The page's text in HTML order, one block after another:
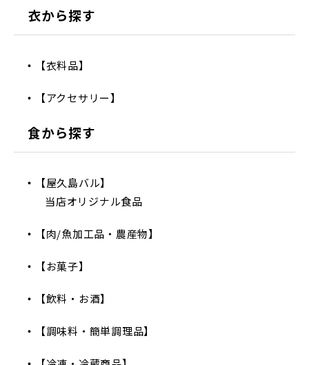
衣から探す
【衣料品】
【アクセサリー】
食から探す
【屋久島バル】
当店オリジナル食品
【肉/魚加工品・農産物】
【お菓子】
【飲料・お酒】
【調味料・簡単調理品】